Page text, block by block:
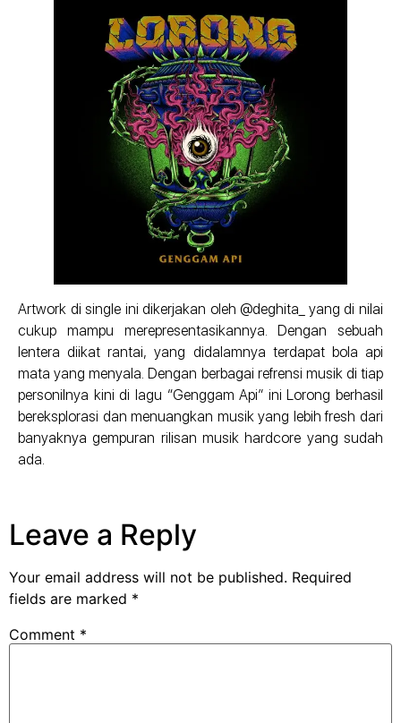
Artwork di single ini dikerjakan oleh @deghita_ yang di nilai
cukup mampu merepresentasikannya. Dengan sebuah
lentera diikat rantai, yang didalamnya terdapat bola api
mata yang menyala. Dengan berbagai refrensi musik di tiap
personilnya kini di lagu “Genggam Api” ini Lorong berhasil
bereksplorasi dan menuangkan musik yang lebih fresh dari
banyaknya gempuran rilisan musik hardcore yang sudah
ada.
Leave a Reply
Your email address will not be published. Required
fields are marked *
Comment *